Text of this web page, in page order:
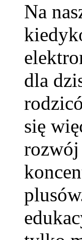
Na
dla
się
rozwój